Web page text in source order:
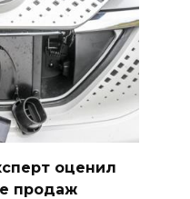
оценил
продаж